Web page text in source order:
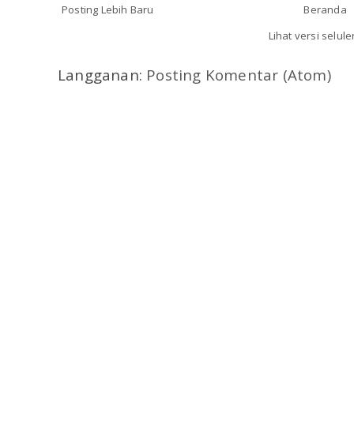
Posting Lebih Baru
Beranda
Lihat versi
Langganan: Posting Komentar (Atom)